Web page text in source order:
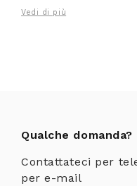
Vedi di più
Qualche domanda?
Contattateci per
per e-mail